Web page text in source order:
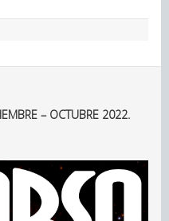
– OCTUBRE 2022.